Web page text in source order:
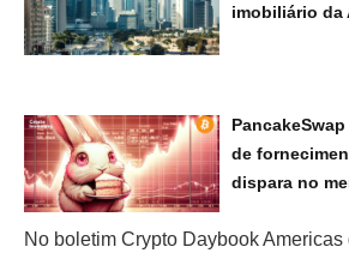
imobiliário da
de
dispara no
No boletim Crypto Daybook Americas